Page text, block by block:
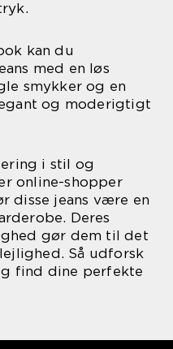
kan du
med en løs
smykker og en
og moderigtigt
i stil og
online-shopper
disse jeans være en
Deres
gør dem til det
Så udforsk
find dine perfekte